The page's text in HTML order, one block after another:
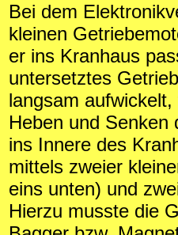
Bei dem
kleinen
er ins Kranhaus
untersetztes
langsam
Heben und Senken
ins Innere des
mittels zweier
eins unten) und
Hierzu musste die